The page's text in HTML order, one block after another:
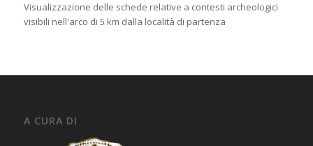
Visualizzazione delle schede relative a contesti archeologici
visibili nell'arco di 5 km dalla località di partenza
A CURA DI